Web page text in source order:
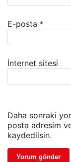
E-posta *
İnternet sitesi
Daha sonraki
posta adresim
kaydedilsin.